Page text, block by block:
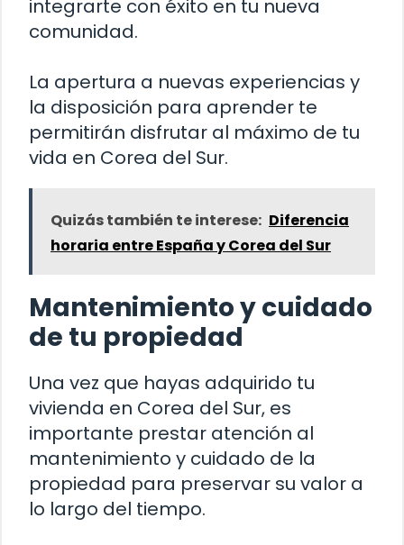
integrarte con éxito en tu nueva
comunidad.
La apertura a nuevas experiencias y
la disposición para aprender te
permitirán disfrutar al máximo de tu
vida en Corea del Sur.
Quizás también te interese: Diferencia
horaria entre España y Corea del Sur
Mantenimiento y cuidado
de tu propiedad
Una vez que hayas adquirido tu
vivienda en Corea del Sur, es
importante prestar atención al
mantenimiento y cuidado de la
propiedad para preservar su valor a
lo largo del tiempo.